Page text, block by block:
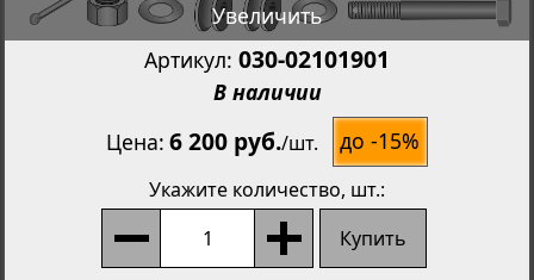
Увеличить
Артикул: 030-02101901
В наличии
Цена 6 200 руб./шт. до -15%
Укажите количество, шт.:
Купить